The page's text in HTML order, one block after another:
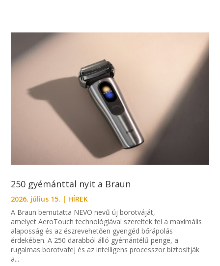
250 gyémánttal nyit a Braun
2026. július 15. | HÍREK
A Braun bemutatta NEVO nevű új borotváját,
amelyet AeroTouch technológiával szereltek fel a maximális
alaposság és az észrevehetően gyengéd bőrápolás
érdekében. A 250 darabból álló gyémántélű penge, a
rugalmas borotvafej és az intelligens processzor biztosítják
a...